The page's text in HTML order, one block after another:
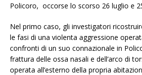
Policoro, occorse lo scorso 26 luglio e
Nel primo caso, gli investigatori
le fasi di una violenta aggressione
confronti di un suo connazionale in
frattura delle ossa nasali e dell’arco di
operata all’esterno della propria